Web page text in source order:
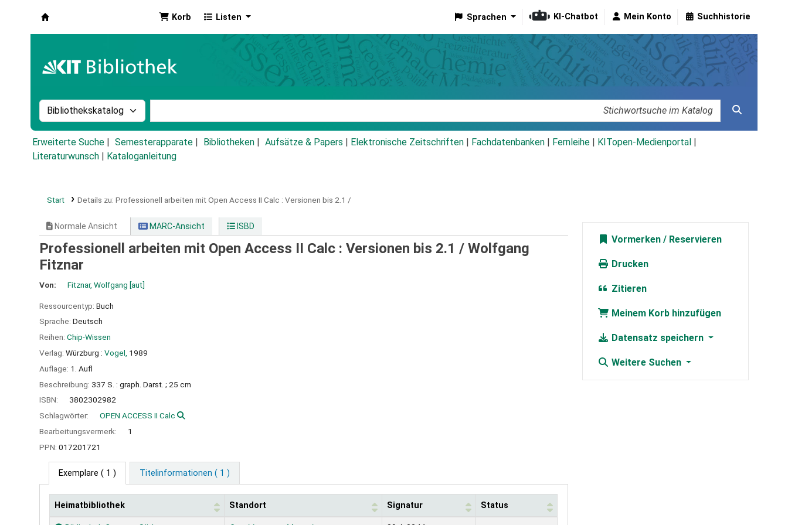
Korb Listen Sprachen KI-Chatbot Mein Konto Suchhistorie
Suche im Katalog nach:
Erweiterte Suche Semesterapparate Bibliotheken Aufsätze & Papers Elektronische Zeitschriften Fachdatenbanken Fernleihe KITopen-Medienportal
Literaturwunsch
Kataloganleitung
Start Details zu: Professionell arbeiten mit Open Access II Calc : Versionen bis 2.1 /
Normale Ansicht MARC-Ansicht ISBD
Professionell arbeiten mit Open Access II Calc : Versionen bis 2.1 / Wolfgang
Fitznar
Von: Fitznar, Wolfgang [aut]
Ressourcentyp: Buch
Sprache: Deutsch
Reihen: Chip-Wissen
Verlag: Würzburg : Vogel, 1989
Auflage: 1. Aufl
Beschreibung: 337 S. : graph. Darst. ; 25 cm
ISBN:
3802302982
Schlagwörter:
OPEN ACCESS II Calc
Bearbeitungsvermerk:
1
PPN: 017201721
Exemplare ( 1 ) Titelinformationen ( 1 )
Exemplare
Heimatbibliothek Standort Signatur Status
Vormerken
Drucken
Zitieren
Meinem Korb hinzufügen
Datensatz speichern
Weitere Suchen